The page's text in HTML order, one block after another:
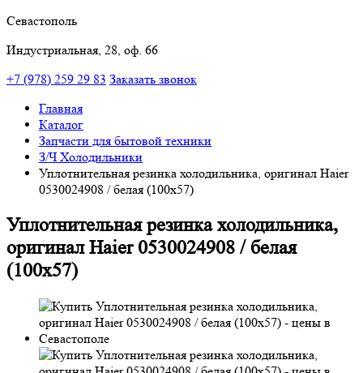
Севастополь
Индустриальная, 28, оф. 66
+7 (978) 259 29 83 Заказать звонок
Главная
Каталог
Запчасти для бытовой техники
З/Ч Холодильники
Уплотнительная резинка холодильника, оригинал Haier
0530024908 / белая (100x57)
Уплотнительная резинка холодильника,
оригинал Haier 0530024908 / белая
(100x57)